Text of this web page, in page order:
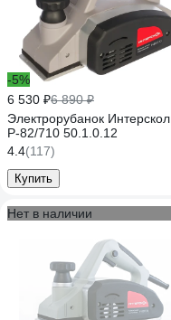
-5%
6 530 ₽6 890 ₽
Электрорубанок Интерскол
Р-82/710 50.1.0.12
4.4(117)
Купить
Нет в наличии